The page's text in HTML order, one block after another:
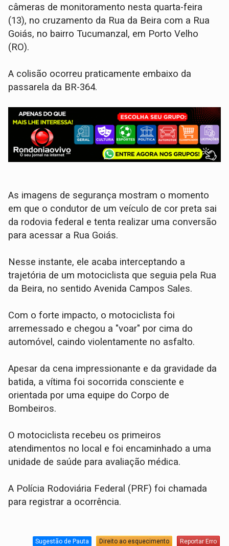
câmeras de monitoramento nesta quarta-feira
(13), no cruzamento da Rua da Beira com a Rua
Goiás, no bairro Tucumanzal, em Porto Velho
(RO).
A colisão ocorreu praticamente embaixo da
passarela da BR-364.
​As imagens de segurança mostram o momento
em que o condutor de um veículo de cor preta sai
da rodovia federal e tenta realizar uma conversão
para acessar a Rua Goiás.
Nesse instante, ele acaba interceptando a
trajetória de um motociclista que seguia pela Rua
da Beira, no sentido Avenida Campos Sales.
​Com o forte impacto, o motociclista foi
arremessado e chegou a "voar" por cima do
automóvel, caindo violentamente no asfalto.
​Apesar da cena impressionante e da gravidade da
batida, a vítima foi socorrida consciente e
orientada por uma equipe do Corpo de
Bombeiros.
O motociclista recebeu os primeiros
atendimentos no local e foi encaminhado a uma
unidade de saúde para avaliação médica.
​A Polícia Rodoviária Federal (PRF) foi chamada
para registrar a ocorrência.
Sugestão de Pauta Direito ao esquecimento Reportar Erro